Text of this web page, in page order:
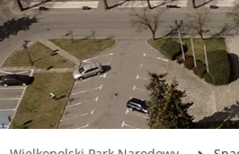
Gry miejskie
Kultura
Komenda Straży Miejskiej
Miasta Luboń
Komisariat Policji w